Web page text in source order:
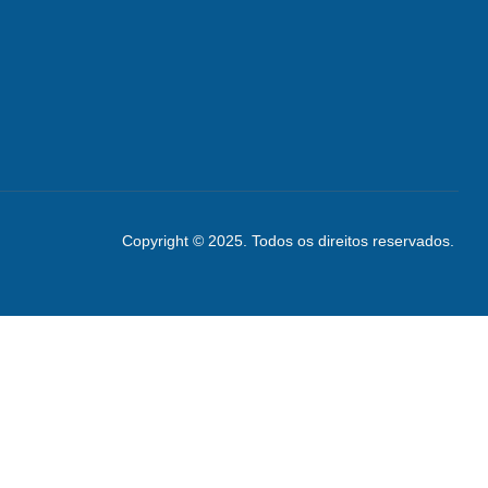
Copyright © 2025. Todos os direitos reservados.